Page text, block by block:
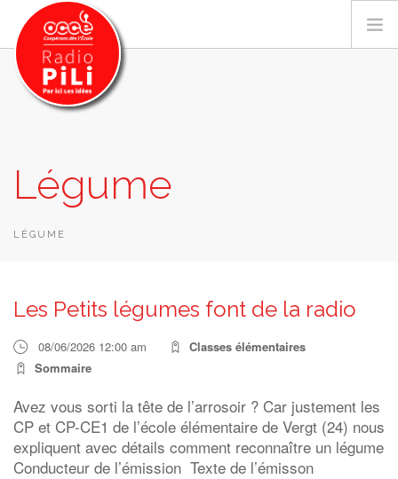
GRILLE DES PROGRAMMES
EMISSIONS / PODCASTS
SUR LE TERRITOIRE
RECHERCHER
Légume
LÉGUME
Les Petits légumes font de la radio
08/06/2026 12:00 am
Classes élémentaires
Sommaire
Avez vous sorti la tête de l’arrosoir ? Car justement les
CP et CP-CE1 de l’école élémentaire de Vergt (24) nous
expliquent avec détails comment reconnaître un légume
Conducteur de l’émission Texte de l’émisson